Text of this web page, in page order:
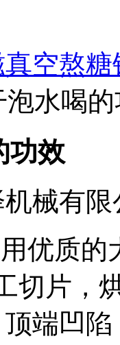
真空熬
泡水喝
功效
械有限
优质的
切片，
端凹